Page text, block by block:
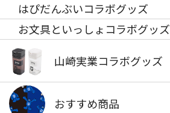
はぴだんぶいコラボグッズ
お文具といっしょコラボグッズ
山崎実業コラボグッズ
おすすめ商品